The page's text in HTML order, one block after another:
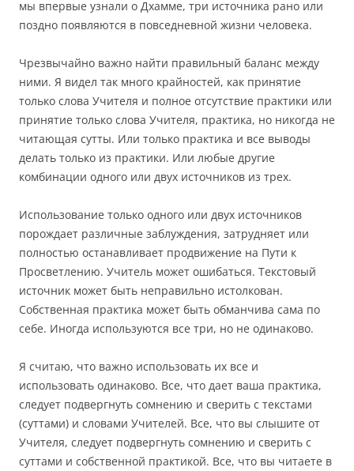
мы впервые узнали о Дхамме, три источника рано или
поздно появляются в повседневной жизни человека.
Чрезвычайно важно найти правильный баланс между
ними. Я видел так много крайностей, как принятие
только слова Учителя и полное отсутствие практики или
принятие только слова Учителя, практика, но никогда не
читающая сутты. Или только практика и все выводы
делать только из практики. Или любые другие
комбинации одного или двух источников из трех.
Использование только одного или двух источников
порождает различные заблуждения, затрудняет или
полностью останавливает продвижение на Пути к
Просветлению. Учитель может ошибаться. Текстовый
источник может быть неправильно истолкован.
Собственная практика может быть обманчива сама по
себе. Иногда используются все три, но не одинаково.
Я считаю, что важно использовать их все и
использовать одинаково. Все, что дает ваша практика,
следует подвергнуть сомнению и сверить с текстами
(суттами) и словами Учителей. Все, что вы слышите от
Учителя, следует подвергнуть сомнению и сверить с
суттами и собственной практикой. Все, что вы читаете в